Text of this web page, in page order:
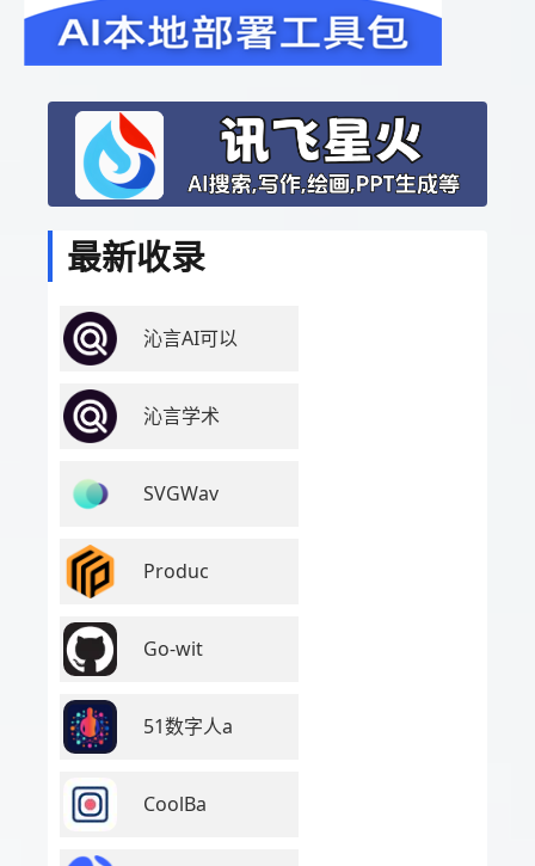
最新收录
沁言AI可以
沁言学术
SVGWav
Produc
Go-wit
51数字人a
CoolBa